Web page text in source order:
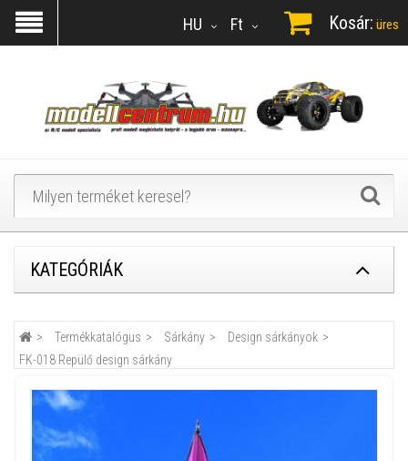
Ft
HU Kosár: üres
KATEGÓRIÁK
Termékkatalógus Sárkány
Design sárkányok
FK-018 Repülő design sárkány